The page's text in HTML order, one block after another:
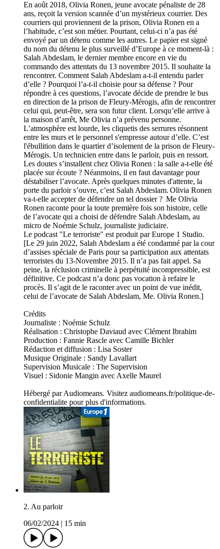
En août 2018, Olivia Ronen, jeune avocate pénaliste de 28
ans, reçoit la version scannée d’un mystérieux courrier. Des
courriers qui proviennent de la prison, Olivia Ronen en a
l’habitude, c’est son métier. Pourtant, celui-ci n’a pas été
envoyé par un détenu comme les autres. Le papier est signé
du nom du détenu le plus surveillé d’Europe à ce moment-là :
Salah Abdeslam, le dernier membre encore en vie du
commando des attentats du 13 novembre 2015. Il souhaite la
rencontrer. Comment Salah Abdeslam a-t-il entendu parler
d’elle ? Pourquoi l’a-t-il choisie pour sa défense ? Pour
répondre à ces questions, l’avocate décide de prendre le bus
en direction de la prison de Fleury-Mérogis, afin de rencontrer
celui qui, peut-être, sera son futur client. Lorsqu’elle arrive à
la maison d’arrêt, Me Olivia n’a prévenu personne.
L’atmosphère est lourde, les cliquetis des serrures résonnent
entre les murs et le personnel s'empresse autour d’elle. C’est
l'ébullition dans le quartier d’isolement de la prison de Fleury-
Mérogis. Un technicien entre dans le parloir, puis en ressort.
Les doutes s’installent chez Olivia Ronen : la salle a-t-elle été
placée sur écoute ? Néanmoins, il en faut davantage pour
déstabiliser l’avocate. Après quelques minutes d'attente, la
porte du parloir s’ouvre, c’est Salah Abdeslam. Olivia Ronen
va-t-elle accepter de défendre un tel dossier ? Me Olivia
Ronen raconte pour la toute première fois son histoire, celle
de l’avocate qui a choisi de défendre Salah Abdeslam, au
micro de Noémie Schulz, journaliste judiciaire.
Le podcast "Le terroriste" est produit par Europe 1 Studio.
[Le 29 juin 2022, Salah Abdeslam a été condamné par la cour
d’assises spéciale de Paris pour sa participation aux attentats
terroristes du 13-Novembre 2015. Il n’a pas fait appel. Sa
peine, la réclusion criminelle à perpétuité incompressible, est
définitive. Ce podcast n’a donc pas vocation à refaire le
procès. Il s’agit de le raconter avec un point de vue inédit,
celui de l’avocate de Salah Abdeslam, Me. Olivia Ronen.]
Crédits
Journaliste : Noémie Schulz
Réalisation : Christophe Daviaud avec Clément Ibrahim
Production : Fannie Rascle avec Camille Bichler
Rédaction et diffusion : Lisa Soster
Musique Originale : Sandy Lavallart
Supervision Musicale : The Supervision
Visuel : Sidonie Mangin avec Axelle Maurel
Hébergé par Audiomeans. Visitez audiomeans.fr/politique-de-
confidentialite pour plus d'informations.
2. Au parloir
06/02/2024
15 min